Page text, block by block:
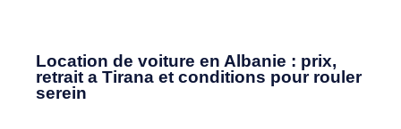
Location de voiture en Albanie : prix,
retrait a Tirana et conditions pour rouler
serein